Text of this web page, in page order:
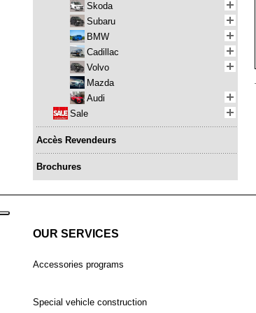
Skoda
Subaru
BMW
Cadillac
Volvo
Mazda
Audi
Sale
Accès Revendeurs
Brochures
OUR SERVICES
Accessories programs
Special vehicle construction